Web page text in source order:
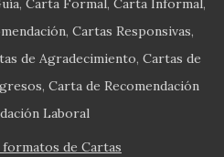
Carta Formal Carta Informal
Cartas Responsivas
de Agradecimiento Cartas de
Carta de Recomendación
Laboral
de Cartas